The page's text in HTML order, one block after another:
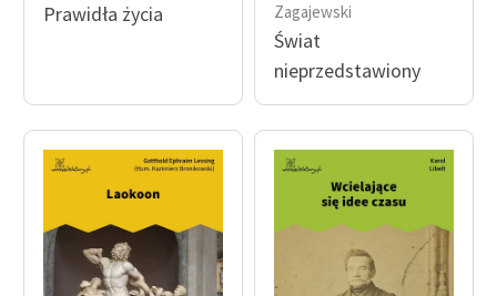
Prawidła życia
Zagajewski
Świat
nieprzedstawiony